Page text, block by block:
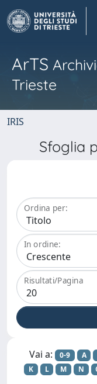
ArTS
Trieste
IRIS
Sfoglia
Ordina per:
In ordine:
Risultati/Pagina
Vai a: 0-9 A
K
L M N